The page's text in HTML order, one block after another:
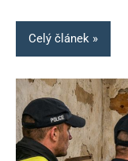
Celý článek